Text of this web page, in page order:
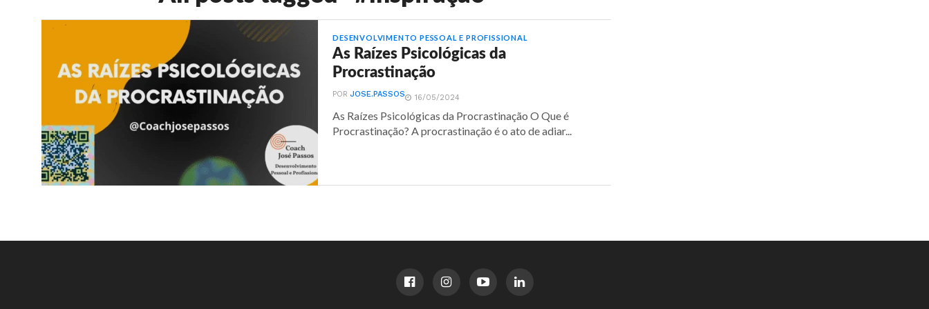
DESENVOLVIMENTO PESSOAL E PROFISSIONAL
As Raízes Psicológicas da
Procrastinação
PORJOSE.PASSOS 16/05/2024
As Raízes Psicológicas da Procrastinação O Que é
Procrastinação? A procrastinação é o ato de adiar...